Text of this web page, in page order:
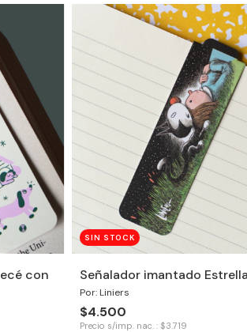
con
SIN STOCK
Señalador imantado
Por: Liniers
$4.500
Precio s/imp. nac. : $3.719